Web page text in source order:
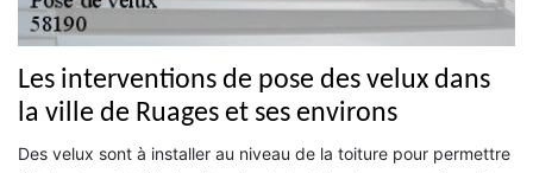
Les interventions de pose des velux dans
la ville de Ruages et ses environs
Des velux sont à installer au niveau de la toiture pour permettre